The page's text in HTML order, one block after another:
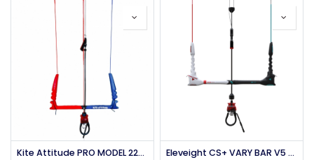
Kite Attitude PRO MODEL 22+1M 2026 Eleveight CS+ VARY BAR V5 2026